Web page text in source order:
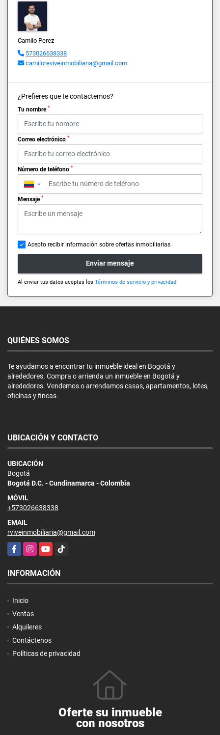
Camilo Perez
573026638338
camiloreviveinmobiliaria@gmail.com
¿Prefieres que te contactemos?
Tu nombre *
Correo electrónico *
Número de teléfono *
▼
Mensaje *
Acepto recibir información sobre ofertas inmobiliarias
Enviar mensaje
Al enviar tus datos aceptas los Términos de servicio y privacidad
QUIÉNES SOMOS
Te ayudamos a encontrar tu inmueble ideal en Bogotá y
alrededores. Compra o arrienda un inmueble en Bogotá y
alrededores. Vendemos o arrendamos casas, apartamentos, lotes,
oficinas y fincas.
UBICACIÓN Y CONTACTO
UBICACIÓN
Bogotá
Bogotá D.C. - Cundinamarca - Colombia
MÓVIL
+573026638338
EMAIL
rviveinmobiliaria@gmail.com
FacebookInstagramYouTubeTikTok
INFORMACIÓN
Inicio
Ventas
Alquileres
Contáctenos
Políticas de privacidad
Oferte su inmueble
con nosotros